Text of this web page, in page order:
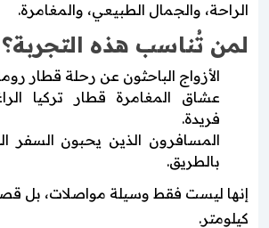
الراحة، والجمال الطبيعي، والمغامرة.
لمن تُناسب هذه التجربة؟
الأزواج الباحثون عن رحلة قطار
عشاق المغامرة قطار تركيا
فريدة.
المسافرون الذين يحبون السفر
بالطريق.
إنها ليست فقط وسيلة مواصلات، بل
كيلومتر.